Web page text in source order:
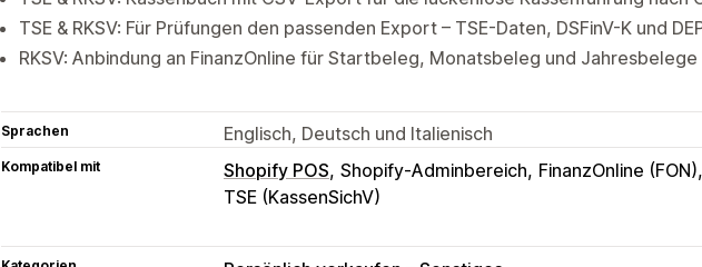
TSE & RKSV: Für Prüfungen den passenden Export – TSE-Daten, DSFinV-K und
RKSV: Anbindung an FinanzOnline für Startbeleg, Monatsbeleg und Jahresbelege
Sprachen Englisch, Deutsch und Italienisch
Kompatibel mit Shopify POS Shopify-Adminbereich FinanzOnline (FON)
TSE (KassenSichV)